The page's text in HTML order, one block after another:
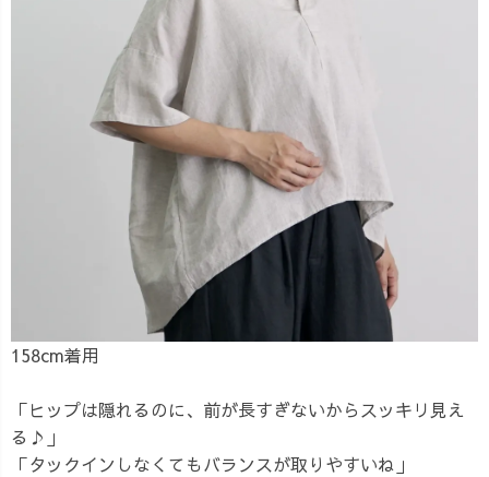
158cm着用
「ヒップは隠れるのに、前が長すぎないからスッキリ見え
る♪」
「タックインしなくてもバランスが取りやすいね」